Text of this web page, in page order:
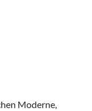
Moderne,